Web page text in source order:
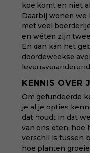
koe komt en niet
Daarbij wonen we
met veel
en wéten zijn
En dan kan het
doordeweekse
KENNIS OVER
Om gefundeerde
je al je opties
dat houdt in dat
van ons eten, hoe
verschil is tussen
hoe planten